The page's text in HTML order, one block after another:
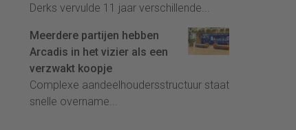
Derks vervulde 11 jaar verschillende...
Meerdere partijen hebben
Arcadis in het vizier als een
verzwakt koopje
Complexe aandeelhoudersstructuur staat
snelle overname...